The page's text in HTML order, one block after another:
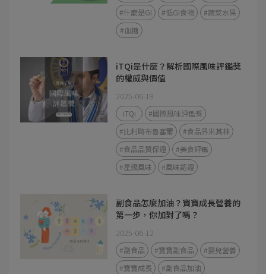
#什麼是GI
#低GI食物
#蔬菜水果
#血糖
iTQi是什麼？解析國際風味評鑑獎
的權威與價值
2025-06-19
iTQi
#國際風味評鑑獎
#比利時布魯塞爾
#食品界米其林
#食品品質保證
#美食評鑑
#星級風味
#風味認證
副食品怎麼加油？寶寶成長營養的
第一步，你加對了嗎？
2025-06-12
#副食品 #寶寶副食品
#嬰兒營養
#寶寶成長
#副食品加油